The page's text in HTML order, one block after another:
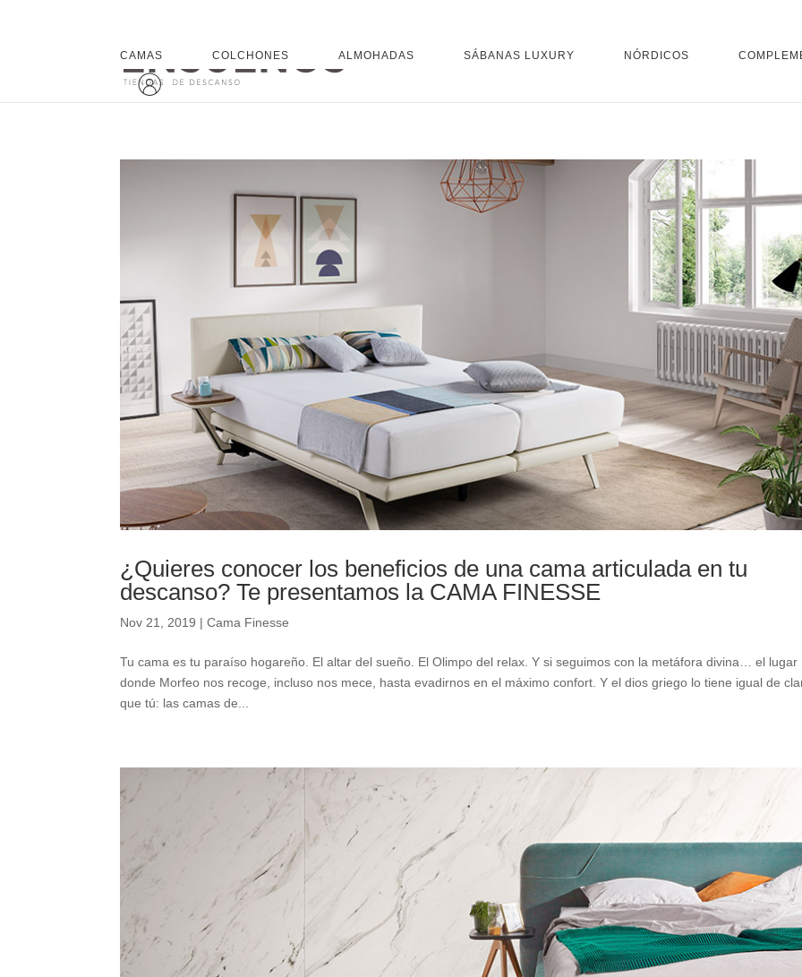
CAMAS COLCHONES ALMOHADAS SÁBANAS LUXURY NÓRDICOS
¿Quieres conocer los beneficios de una cama articulada en tu
descanso? Te presentamos la CAMA FINESSE
Nov 21, 2019 |Cama Finesse
Tu cama es tu paraíso hogareño. El altar del sueño. El Olimpo del relax. Y si seguimos con la metáfora divina… el lugar
donde Morfeo nos recoge, incluso nos mece, hasta evadirnos en el máximo confort. Y el dios griego lo tiene igual de
que tú: las camas de...